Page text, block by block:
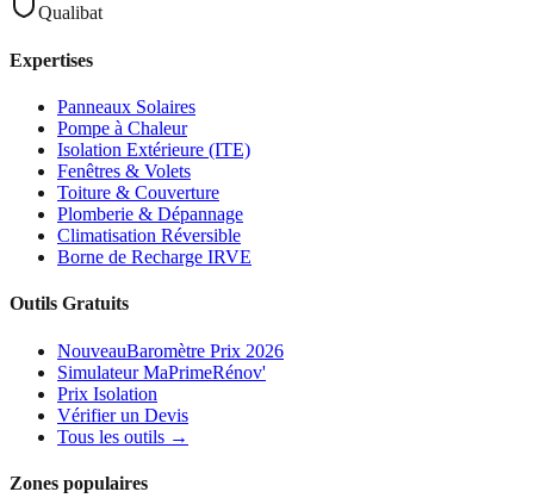
Qualibat
Expertises
Panneaux Solaires
Pompe à Chaleur
Isolation Extérieure (ITE)
Fenêtres & Volets
Toiture & Couverture
Plomberie & Dépannage
Climatisation Réversible
Borne de Recharge IRVE
Outils Gratuits
NouveauBaromètre Prix 2026
Simulateur MaPrimeRénov'
Prix Isolation
Vérifier un Devis
Tous les outils →
Zones populaires